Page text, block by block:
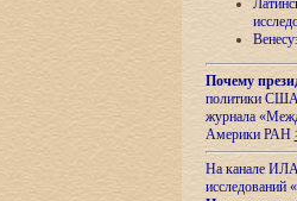
Почему
политики США
журнала
Америки РАН
На канале ИЛА
исследований «